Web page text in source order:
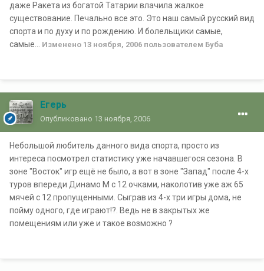
даже Ракета из богатой Татарии влачила жалкое
существование. Печально все это. Это наш самый русский вид
спорта и по духу и по рождению. И болельщики самые,
самые... Изменено 13 ноября, 2006 пользователем Буба
Егерь
Опубликовано 13 ноября, 2006
Небольшой любитель данного вида спорта, просто из
интереса посмотрел статистику уже начавшегося сезона. В
зоне "Восток" игр ещё не было, а вот в зоне "Запад" после 4-х
туров впереди Динамо М с 12 очками, наколотив уже аж 65
мячей с 12 пропущенными. Сыграв из 4-х три игры дома, не
пойму одного, где играют!?. Ведь не в закрытых же
помещениям или уже и такое возможно ?